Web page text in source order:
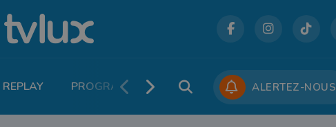
REPLAY PROGRAMME TV PODCASTS CONCOURS
ALERTEZ-NOUS